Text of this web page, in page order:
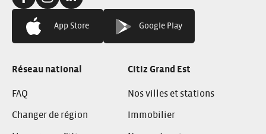
Facebook:Instagram:Linkedin:
App Store Google Play
Réseau national
FAQ
Changer de région
Citiz Grand Est
Nos villes et stations
Immobilier